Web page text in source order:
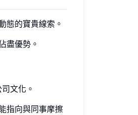
態的寶貴線索。
盡優勢。
文化。
指向與同事摩擦